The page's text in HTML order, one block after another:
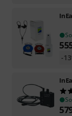
-